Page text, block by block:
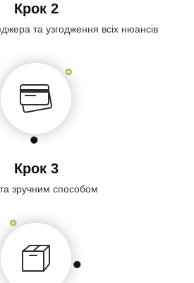
Крок 2
та узгодження всіх нюансів
Крок 3
зручним способом